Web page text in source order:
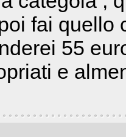
fai quello
55
e